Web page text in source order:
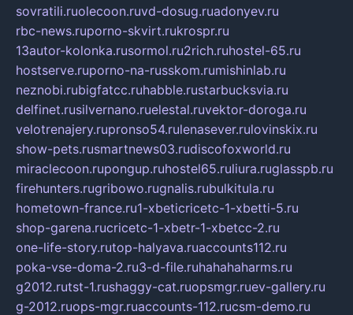
sovratili.ruolecoon.ruvd-dosug.ruadonyev.ru
rbc-news.ruporno-skvirt.rukrospr.ru
13autor-kolonka.rusormol.ru2rich.ruhostel-65.ru
hostserve.ruporno-na-russkom.rumishinlab.ru
neznobi.rubigfatcc.ruhabble.rustarbucksvia.ru
delfinet.rusilvernano.ruelestal.ruvektor-doroga.ru
velotrenajery.rupronso54.rulenasever.rulovinskix.ru
show-pets.rusmartnews03.rudiscofoxworld.ru
miraclecoon.rupongup.ruhostel65.ruliura.ruglasspb.ru
firehunters.rugribowo.rugnalis.rubulkitula.ru
hometown-france.ru1-xbeticricetc-1-xbetti-5.ru
shop-garena.rucricetc-1-xbetr-1-xbetcc-2.ru
one-life-story.rutop-halyava.ruaccounts112.ru
poka-vse-doma-2.ru3-d-file.ruhahahaharms.ru
g2012.rutst-1.rushaggy-cat.ruopsmgr.ruev-gallery.ru
g-2012.ruops-mgr.ruaccounts-112.rucsm-demo.ru